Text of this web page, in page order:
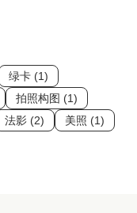
绿卡 (1)
拍照构图 (1)
法影 (2)
美照 (1)